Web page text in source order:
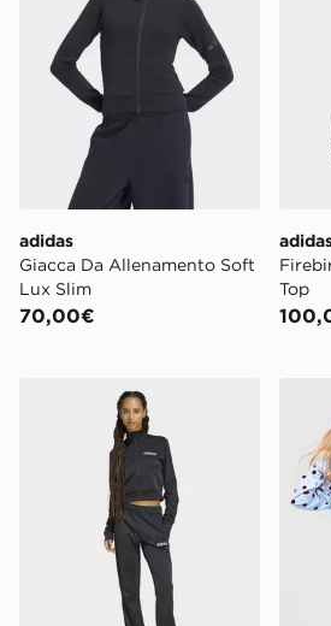
adidas
Giacca Da Allenamento Soft
Lux Slim
70,00€
Top
adidas Glam Tracksuit